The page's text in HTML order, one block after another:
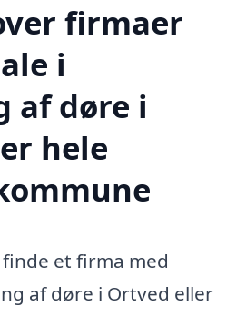
firmaer
i
af døre i
hele
et firma med
af døre i Ortved eller